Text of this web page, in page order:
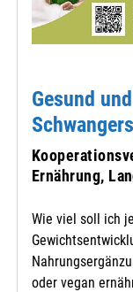
Gesund
Ernährung,
Wie viel soll ich
oder vegan